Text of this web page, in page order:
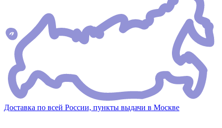
Доставка по всей России, пункты выдачи в Москве